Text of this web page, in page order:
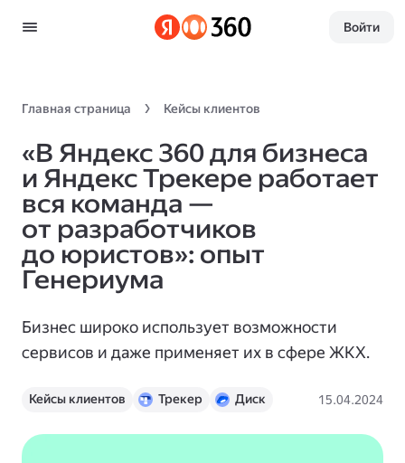
Войти
Главная страница Кейсы клиентов
«В Яндекс 360 для бизнеса
и Яндекс Трекере работает
вся команда —
от разработчиков
до юристов»: опыт
Генериума
Бизнес широко использует возможности
сервисов и даже применяет их в сфере ЖКХ.
Кейсы клиентов Трекер
Диск
15.04.2024